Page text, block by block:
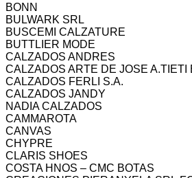
BONN
BULWARK SRL
BUSCEMI CALZATURE
BUTTLIER MODE
CALZADOS ANDRES
CALZADOS ARTE DE JOSE A.TIETI
CALZADOS FERLI S.A.
CALZADOS JANDY
NADIA CALZADOS
CAMMAROTA
CANVAS
CHYPRE
CLARIS SHOES
COSTA HNOS – CMC BOTAS